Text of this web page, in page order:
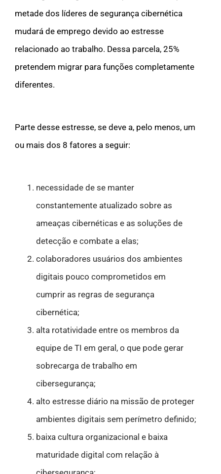
metade dos líderes de segurança cibernética
mudará de emprego devido ao estresse
relacionado ao trabalho. Dessa parcela, 25%
pretendem migrar para funções completamente
diferentes.
Parte desse estresse, se deve a, pelo menos, um
ou mais dos 8 fatores a seguir:
necessidade de se manter
constantemente atualizado sobre as
ameaças cibernéticas e as soluções de
detecção e combate a elas;
colaboradores usuários dos ambientes
digitais pouco comprometidos em
cumprir as regras de segurança
cibernética;
alta rotatividade entre os membros da
equipe de TI em geral, o que pode gerar
sobrecarga de trabalho em
cibersegurança;
alto estresse diário na missão de proteger
ambientes digitais sem perímetro definido;
baixa cultura organizacional e baixa
maturidade digital com relação à